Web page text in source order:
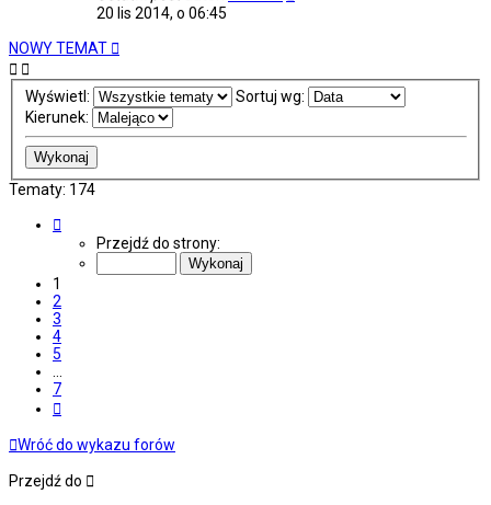
20 lis 2014, o 06:45
NOWY TEMAT
Wyświetl:
Sortuj wg:
Kierunek:
Tematy: 174
Przejdź do strony:
1
2
3
4
5
7
Wróć do wykazu forów
Przejdź do